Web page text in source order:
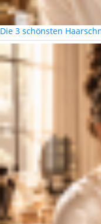
Die 3 schönsten